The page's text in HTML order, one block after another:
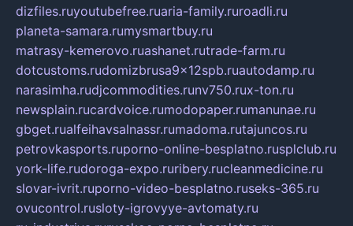
dizfiles.ruyoutubefree.ruaria-family.ruroadli.ru
planeta-samara.rumysmartbuy.ru
matrasy-kemerovo.ruashanet.rutrade-farm.ru
dotcustoms.rudomizbrusa9x12spb.ruautodamp.ru
narasimha.rudjcommodities.runv750.rux-ton.ru
newsplain.rucardvoice.rumodopaper.rumanunae.ru
gbget.rualfeihavsalnassr.rumadoma.rutajuncos.ru
petrovkasports.ruporno-online-besplatno.rusplclub.ru
york-life.rudoroga-expo.ruribery.rucleanmedicine.ru
slovar-ivrit.ruporno-video-besplatno.ruseks-365.ru
ovucontrol.rusloty-igrovyye-avtomaty.ru